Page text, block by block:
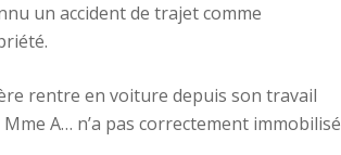
un accident de trajet comme
rentre en voiture depuis son travail
A… n’a pas correctement immobilisé